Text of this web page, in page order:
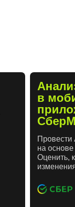
в
Провести
на основе
Оценить,